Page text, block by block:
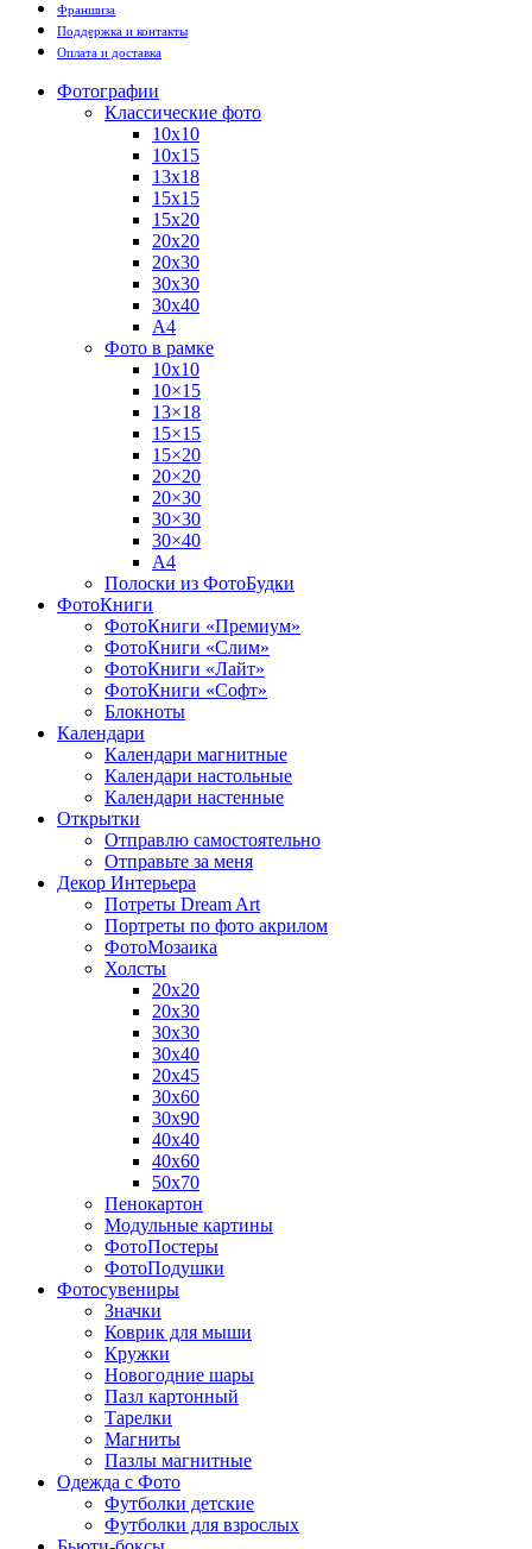
Франшиза
Поддержка и контакты
Оплата и доставка
Фотографии
Классические фото
10х10
10х15
13х18
15х15
15х20
20х20
20х30
30х30
30х40
А4
Фото в рамке
10х10
10×15
13×18
15×15
15×20
20×20
20×30
30×30
30×40
A4
Полоски из ФотоБудки
ФотоКниги
ФотоКниги «Премиум»
ФотоКниги «Слим»
ФотоКниги «Лайт»
ФотоКниги «Софт»
Блокноты
Календари
Календари магнитные
Календари настольные
Календари настенные
Открытки
Отправлю самостоятельно
Отправьте за меня
Декор Интерьера
Потреты Dream Art
Портреты по фото акрилом
ФотоМозаика
Холсты
20х20
20х30
30х30
30х40
20х45
30х60
30х90
40х40
40х60
50х70
Пенокартон
Модульные картины
ФотоПостеры
ФотоПодушки
Фотоcувениры
Значки
Коврик для мыши
Кружки
Новогодние шары
Пазл картонный
Тарелки
Магниты
Пазлы магнитные
Одежда с Фото
Футболки детские
Футболки для взрослых